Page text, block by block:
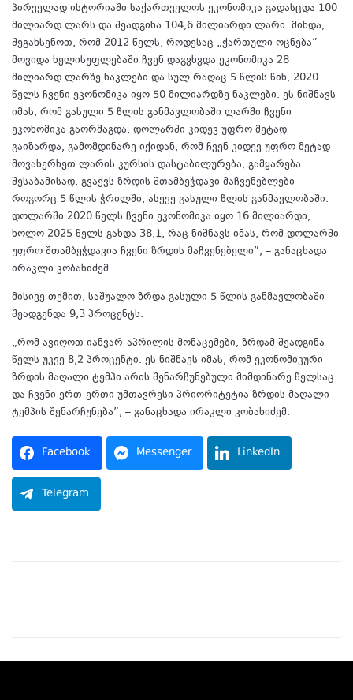
პირველად ისტორიაში საქართველოს ეკონომიკა გადასცდა 100
მილიარდ ლარს და შეადგინა 104,6 მილიარდი ლარი. მინდა,
შეგახსენოთ, რომ 2012 წელს, როდესაც „ქართული ოცნება”
მოვიდა ხელისუფლებაში ჩვენ დაგვხვდა ეკონომიკა 28
მილიარდ ლარზე ნაკლები და სულ რაღაც 5 წლის წინ, 2020
წელს ჩვენი ეკონომიკა იყო 50 მილიარდზე ნაკლები. ეს ნიშნავს
იმას, რომ გასული 5 წლის განმავლობაში ლარში ჩვენი
ეკონომიკა გაორმაგდა, დოლარში კიდევ უფრო მეტად
გაიზარდა, გამომდინარე იქიდან, რომ ჩვენ კიდევ უფრო მეტად
მოვახერხეთ ლარის კურსის დასტაბილურება, გამყარება.
შესაბამისად, გვაქვს ზრდის შთამბეჭდავი მაჩვენებლები
როგორც 5 წლის ჭრილში, ასევე გასული წლის განმავლობაში.
დოლარში 2020 წელს ჩვენი ეკონომიკა იყო 16 მილიარდი,
ხოლო 2025 წელს გახდა 38,1, რაც ნიშნავს იმას, რომ დოლარში
უფრო შთამბეჭდავია ჩვენი ზრდის მაჩვენებელი”, – განაცხადა
ირაკლი კობახიძემ.
მისივე თქმით, საშუალო ზრდა გასული 5 წლის განმავლობაში
შეადგენდა 9,3 პროცენტს.
„რომ ავიღოთ იანვარ-აპრილის მონაცემები, ზრდამ შეადგინა
წელს უკვე 8,2 პროცენტი. ეს ნიშნავს იმას, რომ ეკონომიკური
ზრდის მაღალი ტემპი არის შენარჩუნებული მიმდინარე წელსაც
და ჩვენი ერთ-ერთი უმთავრესი პრიორიტეტია ზრდის მაღალი
ტემპის შენარჩუნება”, – განაცხადა ირაკლი კობახიძემ.
Facebook Messenger LinkedIn
Telegram